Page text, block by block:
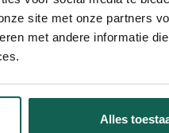
site met onze partners
met andere informatie
Alles